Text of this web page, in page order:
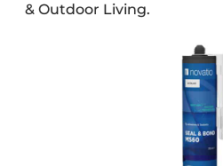
& Outdoor Living.